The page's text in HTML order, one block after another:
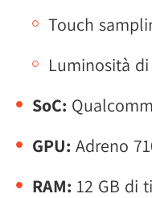
Touch
Luminosità
SoC:
GPU: Adreno
RAM: 12 GB di